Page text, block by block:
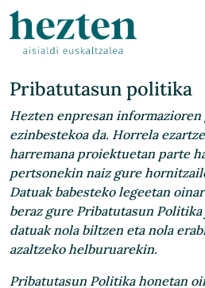
Pribatutasun politika
Hezten enpresan informazioren
ezinbestekoa da. Horrela
harremana proiektuetan parte
pertsonekin naiz gure
Datuak babesteko legeetan
beraz gure Pribatutasun
datuak nola biltzen eta nola
azaltzeko helburuarekin.
Pribatutasun Politika honetan